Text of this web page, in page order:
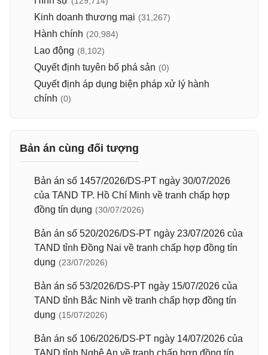
Kinh doanh thương mại (31,267)
Hành chính (20,984)
Lao động (8,102)
Quyết định tuyên bố phá sản (0)
Quyết định áp dụng biện pháp xử lý hành
chính (0)
Bản án cùng đối tượng
Bản án số 1457/2026/DS-PT ngày 30/07/2026
của TAND TP. Hồ Chí Minh về tranh chấp hợp
đồng tín dụng (30/07/2026)
Bản án số 520/2026/DS-PT ngày 23/07/2026 của
TAND tỉnh Đồng Nai về tranh chấp hợp đồng tín
dụng (23/07/2026)
Bản án số 53/2026/DS-PT ngày 15/07/2026 của
TAND tỉnh Bắc Ninh về tranh chấp hợp đồng tín
dụng (15/07/2026)
Bản án số 106/2026/DS-PT ngày 14/07/2026 của